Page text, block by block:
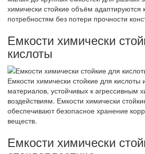
химически стойкие объём
потребностям без потери прочности
Емкости химически
кислоты
Емкости химически стойкие для кислоты
материалов, устойчивых к агрессивным
воздействиям. Емкости химически
обеспечивают безопасное хранение
веществ.
Емкости химически